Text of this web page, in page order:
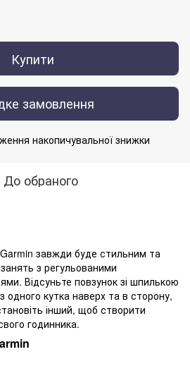
Купити
замовлення
накопичувальної знижки
До обраного
завжди буде стильним та
з регульованими
Відсуньте повзунок зі шпилькою
одного кутка наверх та в сторону,
інший, щоб створити
годинника.